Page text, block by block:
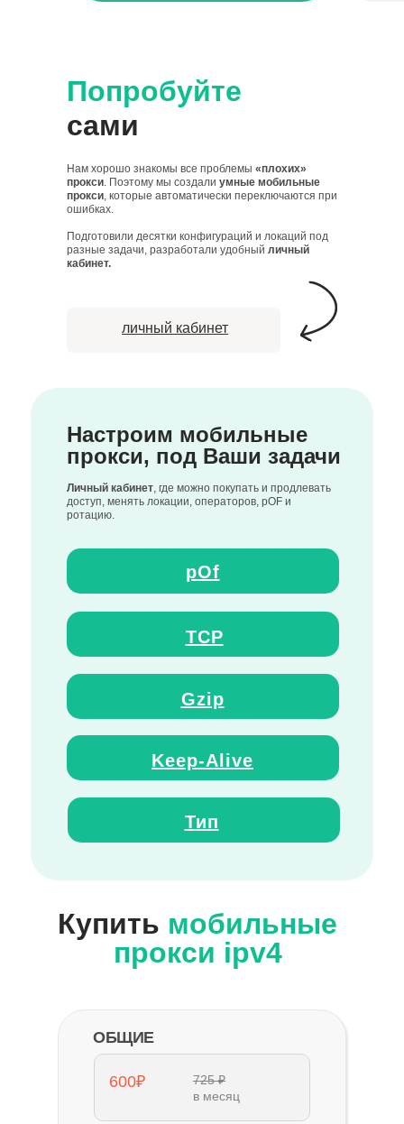
Попробуйте
сами
Нам хорошо знакомы все проблемы «плохих»
прокси. Поэтому мы создали умные мобильные
прокси, которые автоматически переключаются при
ошибках.
Подготовили десятки конфигураций и локаций под
разные задачи, разработали удобный личный
кабинет.
Настроим мобильные
прокси, под Ваши задачи
Личный кабинет, где можно покупать и продлевать
доступ, менять локации, операторов, pOF и
ротацию.
личный кабинет
pOf
TCP
Gzip
Keep-Alive
Тип
Купить мобильные
прокси ipv4
ОБЩИЕ
600₽
725 ₽
в месяц